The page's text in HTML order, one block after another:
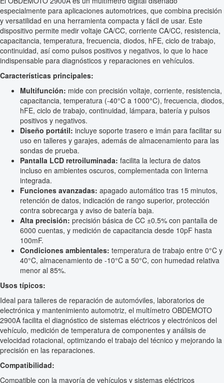
especialmente para aplicaciones automotrices, que combina precisión
y versatilidad en una herramienta compacta y fácil de usar. Este
dispositivo permite medir voltaje CA/CC, corriente CA/CC, resistencia,
capacitancia, temperatura, frecuencia, diodos, hFE, ciclo de trabajo,
continuidad, así como pulsos positivos y negativos, lo que lo hace
indispensable para diagnósticos y reparaciones en vehículos.
Características principales:
Multifunción: mide con precisión voltaje, corriente, resistencia,
capacitancia, temperatura (-40°C a 1000°C), frecuencia, diodos,
hFE, ciclo de trabajo, continuidad, lámpara, batería y pulsos
positivos y negativos.
Diseño portátil: incluye soporte trasero e imán para facilitar su
uso en talleres y garajes, además de almacenamiento para las
sondas de prueba.
Pantalla LCD retroiluminada: facilita la lectura de datos
incluso en ambientes oscuros, complementada con linterna
integrada.
Funciones avanzadas: apagado automático tras 15 minutos,
retención de datos, indicación de rango superior, protección
contra sobrecarga y aviso de batería baja.
Alta precisión: precisión básica de CC ±0.5% con pantalla de
6000 cuentas, y medición de capacitancia desde 10pF hasta
100mF.
Condiciones ambientales: temperatura de trabajo entre 0°C y
40°C, almacenamiento de -10°C a 50°C, con humedad relativa
menor al 85%.
Usos típicos:
Ideal para talleres de reparación de automóviles, laboratorios de
electrónica y mantenimiento automotriz, el multímetro OBDEMOTO
2900A facilita el diagnóstico de sistemas eléctricos y electrónicos del
vehículo, medición de temperatura de componentes y análisis de
velocidad rotacional, optimizando el trabajo del técnico y mejorando la
precisión en las reparaciones.
Compatibilidad:
Compatible con la mayoría de vehículos y sistemas eléctricos